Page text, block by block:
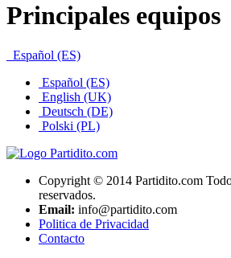
Principales equipos
Español (ES)
Español (ES)
English (UK)
Deutsch (DE)
Polski (PL)
Copyright © 2014 Partidito.com
reservados.
Email: info@partidito.com
Politica de Privacidad
Contacto